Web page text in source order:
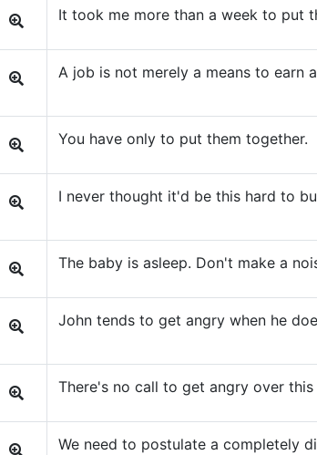
It took me more than a week to put
A job is not merely a means to earn
You have only to put them together.
I never thought it'd be this hard to
The baby is asleep. Don't make a
John tends to get angry when he
There's no call to get angry over this
We need to postulate a completely